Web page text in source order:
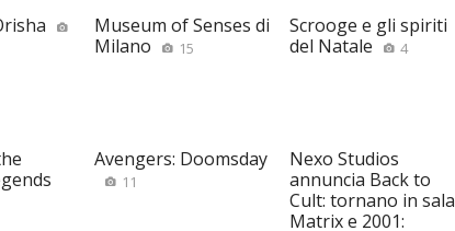
Museum of Senses di
Milano
15
Scrooge e gli spiriti
del Natale
4
Avengers: Doomsday
11
Nexo Studios
annuncia Back to
Cult: tornano in sala
Matrix e 2001: